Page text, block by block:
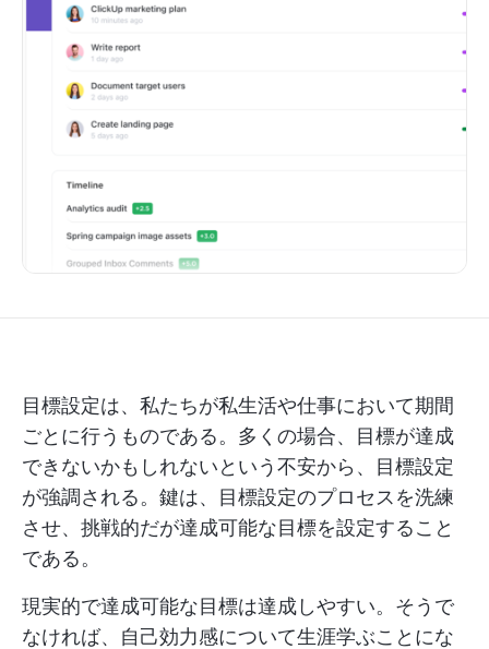
目標設定は、私たちが私生活や仕事において期間
ごとに行うものである。多くの場合、目標が達成
できないかもしれないという不安から、目標設定
が強調される。鍵は、目標設定のプロセスを洗練
させ、挑戦的だが達成可能な目標を設定すること
である。
現実的で達成可能な目標は達成しやすい。そうで
なければ、自己効力感について生涯学ぶことにな